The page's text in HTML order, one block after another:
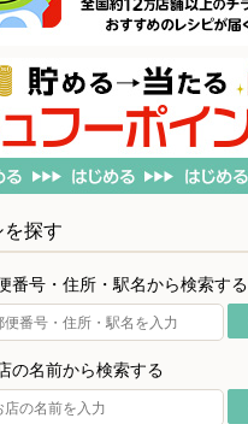
探す
番号・住所・駅名から検索する
の名前から検索する